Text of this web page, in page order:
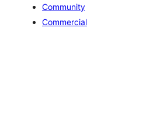
Community
Commercial